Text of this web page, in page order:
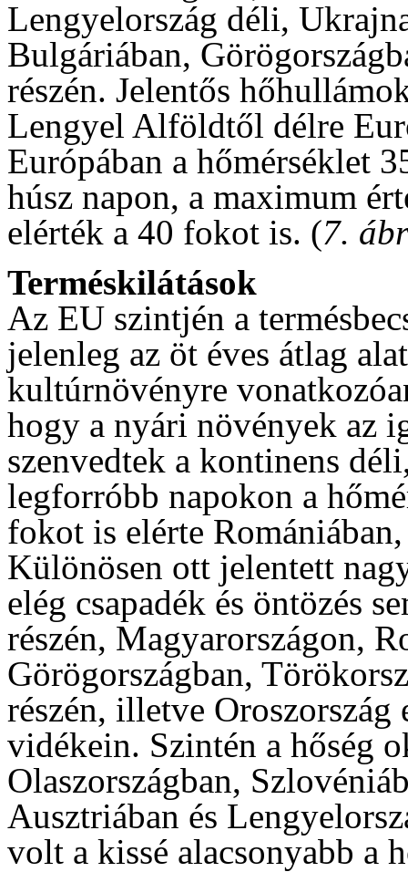
Lengyelország déli,
Bulgáriában,
részén. Jelentős
Lengyel Alföldtől délre
Európában a hőmérséklet
húsz napon, a maximum
elérték a 40 fokot is. (7.
Terméskilátások
Az EU szintjén a
jelenleg az öt éves átlag
kultúrnövényre
hogy a nyári növények az
szenvedtek a kontinens
legforróbb napokon a
fokot is elérte
Különösen ott jelentett
elég csapadék és öntözés
részén, Magyarországon,
Görögországban,
részén, illetve
vidékein. Szintén a hőség
Olaszországban,
Ausztriában és
volt a kissé alacsonyabb a